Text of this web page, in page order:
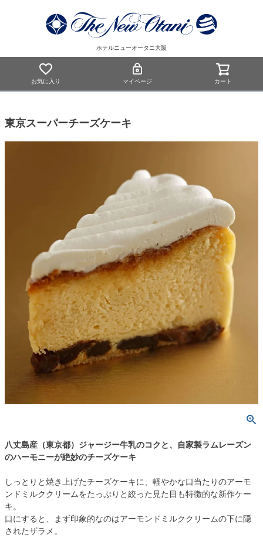
ホテルニューオータニ大阪
お気に入り マイページ カート
東京スーパーチーズケーキ
八丈島産（東京都）ジャージー牛乳のコクと、自家製ラムレーズン
のハーモニーが絶妙のチーズケーキ
しっとりと焼き上げたチーズケーキに、軽やかな口当たりのアーモ
ンドミルククリームをたっぷりと絞った見た目も特徴的な新作ケー
キ。
口にすると、まず印象的なのはアーモンドミルククリームの下に隠
されたザラメ。